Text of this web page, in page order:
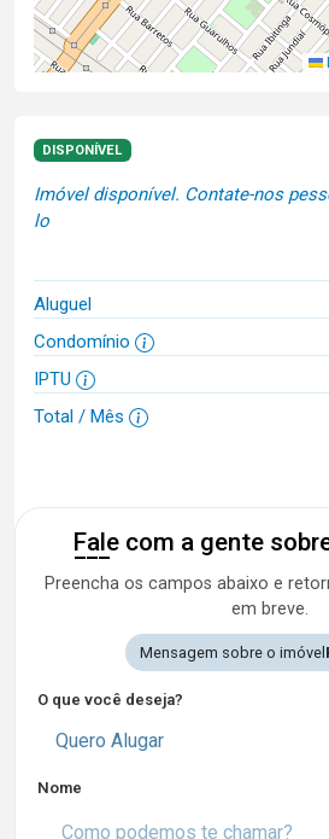
DISPONÍVEL
Imóvel disponível. Contate-nos
lo
Aluguel
Condomínio
IPTU
Total / Mês
Fale com a gente
Preencha os campos abaixo e
em breve.
Mensagem sobre o imóvel
O que você deseja?
Quero Alugar
Nome